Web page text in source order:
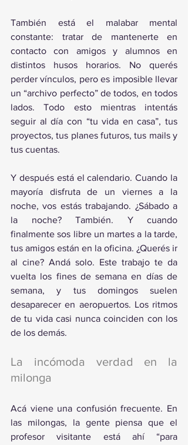
También está el malabar mental
constante: tratar de mantenerte en
contacto con amigos y alumnos en
distintos husos horarios. No querés
perder vínculos, pero es imposible llevar
un “archivo perfecto” de todos, en todos
lados. Todo esto mientras intentás
seguir al día con “tu vida en casa”, tus
proyectos, tus planes futuros, tus mails y
tus cuentas.
Y después está el calendario. Cuando la
mayoría disfruta de un viernes a la
noche, vos estás trabajando. ¿Sábado a
la noche? También. Y cuando
finalmente sos libre un martes a la tarde,
tus amigos están en la oficina. ¿Querés ir
al cine? Andá solo. Este trabajo te da
vuelta los fines de semana en días de
semana, y tus domingos suelen
desaparecer en aeropuertos. Los ritmos
de tu vida casi nunca coinciden con los
de los demás.
La incómoda verdad en la
milonga
Acá viene una confusión frecuente. En
las milongas, la gente piensa que el
profesor visitante está ahí “para